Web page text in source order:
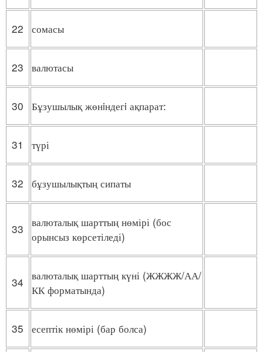
22 сомасы
23 валютасы
30 Бұзушылық жөнiндегi ақпарат:
31 түрі
32 бұзушылықтың сипаты
33 валюталық шарттың нөмірі (бос
орынсыз көрсетіледі)
34 валюталық шарттың күні (ЖЖЖЖ/АА/
КК форматында)
35 есептік нөмірі (бар болса)